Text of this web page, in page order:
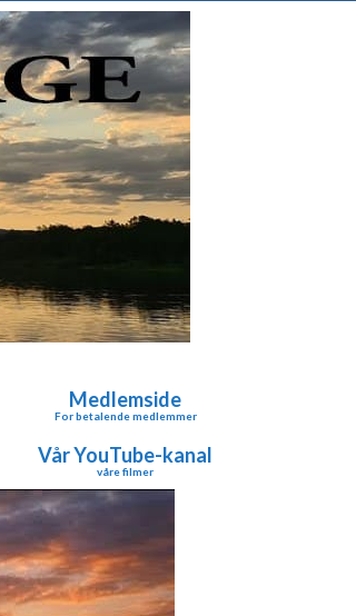
Medlemside
For betalende medlemmer
Vår YouTube-kanal
våre filmer